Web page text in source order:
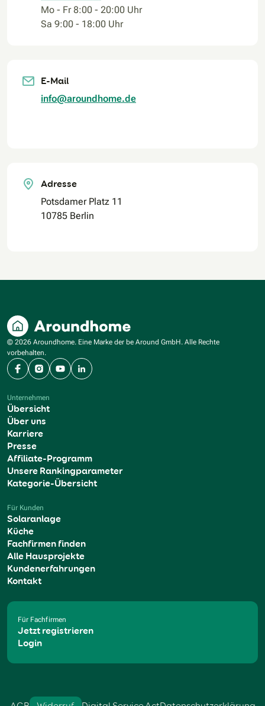
Mo - Fr 8:00 - 20:00 Uhr
Sa 9:00 - 18:00 Uhr
E-Mail
info@aroundhome.de
Adresse
Potsdamer Platz 11
10785 Berlin
© 2026 Aroundhome. Eine Marke der be Around GmbH. Alle Rechte
vorbehalten.
FacebookInstagram
YouTubeLinkedIn
Unternehmen
Übersicht
Über uns
Karriere
Presse
Affiliate-Programm
Unsere Rankingparameter
Kategorie-Übersicht
Für Kunden
Solaranlage
Küche
Fachfirmen finden
Alle Hausprojekte
Kundenerfahrungen
Kontakt
Für Fachfirmen
Jetzt registrieren
Login